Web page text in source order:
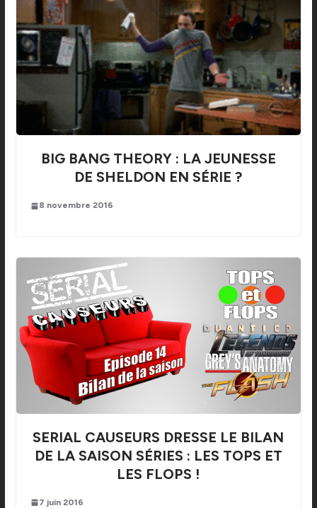
BIG BANG THEORY : LA JEUNESSE
DE SHELDON EN SÉRIE ?
8 novembre 2016
SERIAL CAUSEURS DRESSE LE BILAN
DE LA SAISON SÉRIES : LES TOPS ET
LES FLOPS !
7 juin 2016